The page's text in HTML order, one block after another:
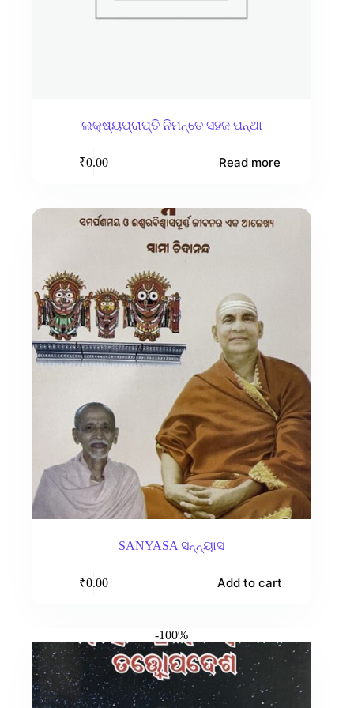
ଲକ୍ଷ୍ୟପ୍ରାପ୍ତି ନିମନ୍ତେ ସହଜ ପନ୍ଥା
₹0.00 Read more
SANYASA ସନ୍ନ୍ୟାସ
₹0.00 Add to cart
-100%